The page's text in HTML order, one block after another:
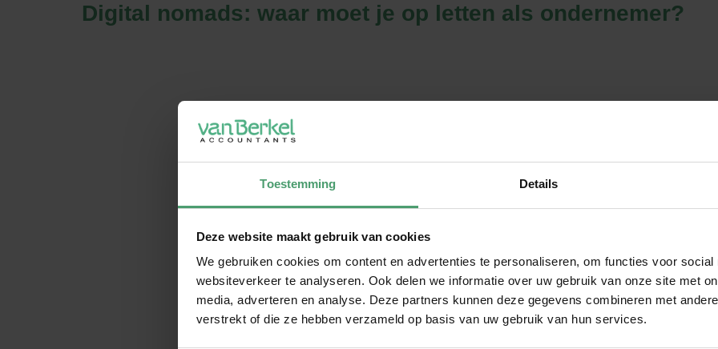
Toestemming Details
Deze website maakt gebruik van cookies
We gebruiken cookies om content en advertenties te personaliseren, om functies voor social
websiteverkeer te analyseren. Ook delen we informatie over uw gebruik van onze site met
media, adverteren en analyse. Deze partners kunnen deze gegevens combineren met
verstrekt of die ze hebben verzameld op basis van uw gebruik van hun services.
Digital nomads: waar moet je op letten als ondernemer?